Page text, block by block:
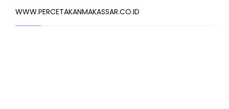
WWW.PERCETAKANMAKASSAR.CO.ID